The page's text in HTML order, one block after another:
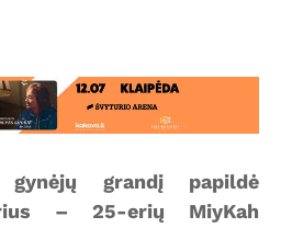
gynėjų grandį papildė
– 25-erių MiyKah